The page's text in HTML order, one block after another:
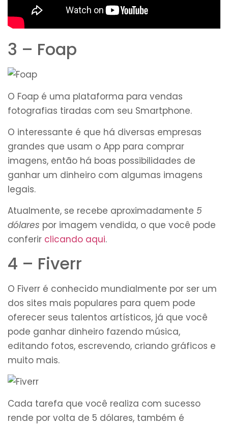
3 – Foap
O Foap é uma plataforma para vendas
fotografias tiradas com seu Smartphone.
O interessante é que há diversas empresas
grandes que usam o App para comprar
imagens, então há boas possibilidades de
ganhar um dinheiro com algumas imagens
legais.
Atualmente, se recebe aproximadamente 5
dólares por imagem vendida, o que você pode
conferir clicando aqui.
4 – Fiverr
O Fiverr é conhecido mundialmente por ser um
dos sites mais populares para quem pode
oferecer seus talentos artísticos, já que você
pode ganhar dinheiro fazendo música,
editando fotos, escrevendo, criando gráficos e
muito mais.
Cada tarefa que você realiza com sucesso
rende por volta de 5 dólares, também é